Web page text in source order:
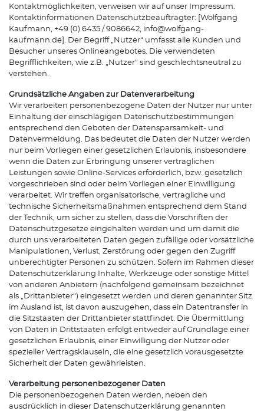
Kontaktmöglichkeiten, verweisen wir auf unser Impressum.
Kontaktinformationen Datenschutzbeauftragter: [Wolfgang
Kaufmann, +49 (0) 6435 / 9086642, info@wolfgang-
kaufmann.de]. Der Begriff „Nutzer“ umfasst alle Kunden und
Besucher unseres Onlineangebotes. Die verwendeten
Begrifflichkeiten, wie z.B. „Nutzer“ sind geschlechtsneutral zu
verstehen.
Grundsätzliche Angaben zur Datenverarbeitung
Wir verarbeiten personenbezogene Daten der Nutzer nur unter
Einhaltung der einschlägigen Datenschutzbestimmungen
entsprechend den Geboten der Datensparsamkeit- und
Datenvermeidung. Das bedeutet die Daten der Nutzer werden
nur beim Vorliegen einer gesetzlichen Erlaubnis, insbesondere
wenn die Daten zur Erbringung unserer vertraglichen
Leistungen sowie Online-Services erforderlich, bzw. gesetzlich
vorgeschrieben sind oder beim Vorliegen einer Einwilligung
verarbeitet. Wir treffen organisatorische, vertragliche und
technische Sicherheitsmaßnahmen entsprechend dem Stand
der Technik, um sicher zu stellen, dass die Vorschriften der
Datenschutzgesetze eingehalten werden und um damit die
durch uns verarbeiteten Daten gegen zufällige oder vorsätzliche
Manipulationen, Verlust, Zerstörung oder gegen den Zugriff
unberechtigter Personen zu schützen. Sofern im Rahmen dieser
Datenschutzerklärung Inhalte, Werkzeuge oder sonstige Mittel
von anderen Anbietern (nachfolgend gemeinsam bezeichnet
als „Drittanbieter“) eingesetzt werden und deren genannter Sitz
im Ausland ist, ist davon auszugehen, dass ein Datentransfer in
die Sitzstaaten der Drittanbieter stattfindet. Die Übermittlung
von Daten in Drittstaaten erfolgt entweder auf Grundlage einer
gesetzlichen Erlaubnis, einer Einwilligung der Nutzer oder
spezieller Vertragsklauseln, die eine gesetzlich vorausgesetzte
Sicherheit der Daten gewährleisten.
Verarbeitung personenbezogener Daten
Die personenbezogenen Daten werden, neben den
ausdrücklich in dieser Datenschutzerklärung genannten